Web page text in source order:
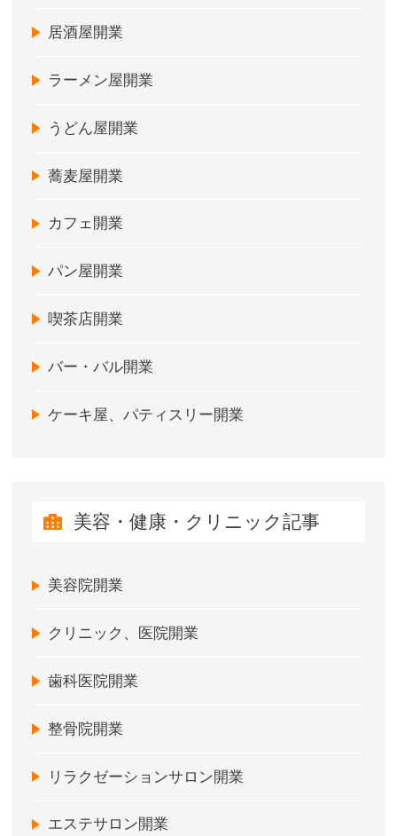
居酒屋開業
ラーメン屋開業
うどん屋開業
蕎麦屋開業
カフェ開業
パン屋開業
喫茶店開業
バー・バル開業
ケーキ屋、パティスリー開業
美容・健康・クリニック記事
美容院開業
クリニック、医院開業
歯科医院開業
整骨院開業
リラクゼーションサロン開業
エステサロン開業